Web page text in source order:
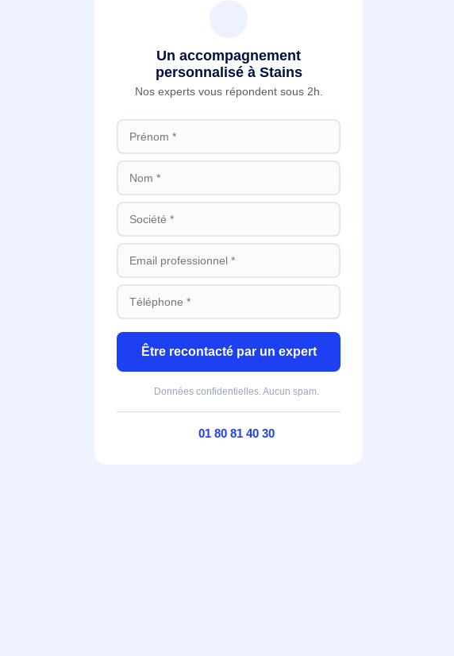
Un accompagnement
personnalisé à Stains
Nos experts vous répondent sous 2h.
Être recontacté par un expert
Données confidentielles. Aucun spam.
01 80 81 40 30